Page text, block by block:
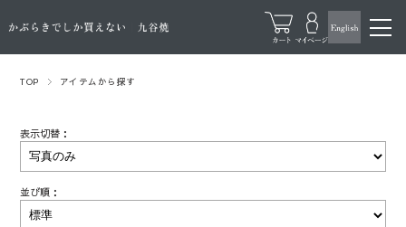
TOP アイテムから探す
表示切替：
並び順：